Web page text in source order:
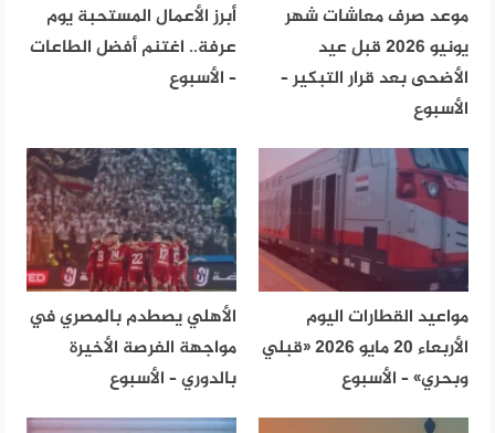
موعد صرف معاشات شهر
يونيو 2026 قبل عيد
الأضحى بعد قرار التبكير –
الأسبوع
أبرز الأعمال المستحبة يوم
عرفة.. اغتنم أفضل الطاعات
– الأسبوع
مواعيد القطارات اليوم
الأربعاء 20 مايو 2026 «قبلي
وبحري» – الأسبوع
الأهلي يصطدم بالمصري في
مواجهة الفرصة الأخيرة
بالدوري – الأسبوع